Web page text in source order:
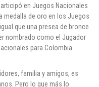
en Juegos Nacionales
medalla de oro en los Juegos
que una presea de bronce
nombrado como el Jugador
para Colombia.
familia y amigos, es
Pero lo que más lo
Suramérica
y Sobornos